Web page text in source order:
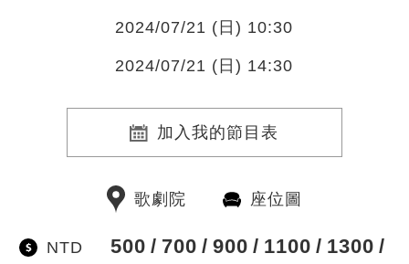
2024/07/21 (日) 10:30
2024/07/21 (日) 14:30
加入我的節目表
歌劇院 座位圖
NTD 500 700 900 1100
1300